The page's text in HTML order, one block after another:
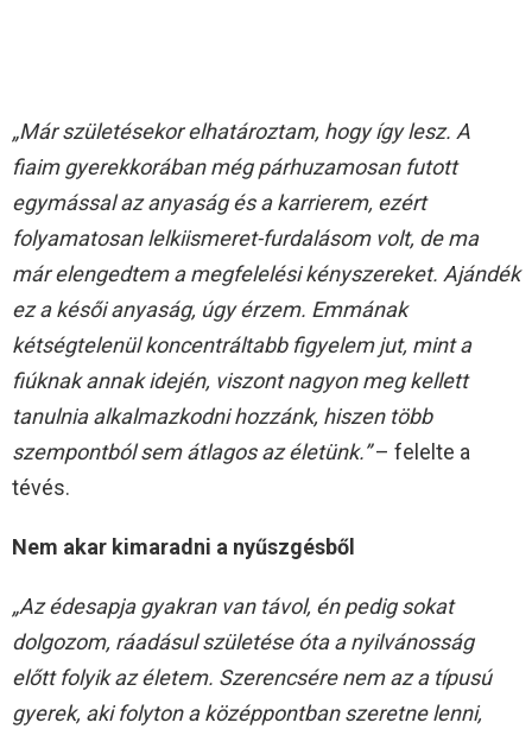
„Már születésekor elhatároztam, hogy így lesz. A
fiaim gyerekkorában még párhuzamosan futott
egymással az anyaság és a karrierem, ezért
folyamatosan lelkiismeret-furdalásom volt, de ma
már elengedtem a megfelelési kényszereket. Ajándék
ez a késői anyaság, úgy érzem. Emmának
kétségtelenül koncentráltabb figyelem jut, mint a
fiúknak annak idején, viszont nagyon meg kellett
tanulnia alkalmazkodni hozzánk, hiszen több
szempontból sem átlagos az életünk.”– felelte a
tévés.
Nem akar kimaradni a nyűszgésből
„Az édesapja gyakran van távol, én pedig sokat
dolgozom, ráadásul születése óta a nyilvánosság
előtt folyik az életem. Szerencsére nem az a típusú
gyerek, aki folyton a középpontban szeretne lenni,